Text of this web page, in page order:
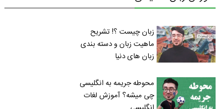
زبان چیست ؟! تشریح
ماهیت زبان و دسته بندی
زبان های دنیا
محوطه جریمه به انگلیسی
چی میشه؟ آموزش لغات